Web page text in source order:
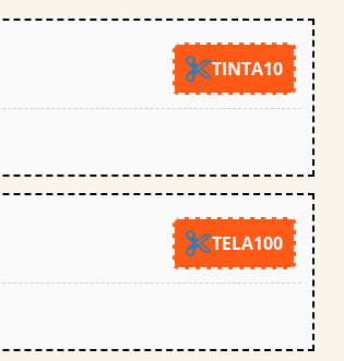
TINTA10
TELA100